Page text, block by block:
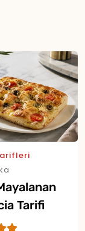
Tarifi